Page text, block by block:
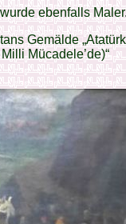
ebenfalls
Gemälde
Mücadele’de)“